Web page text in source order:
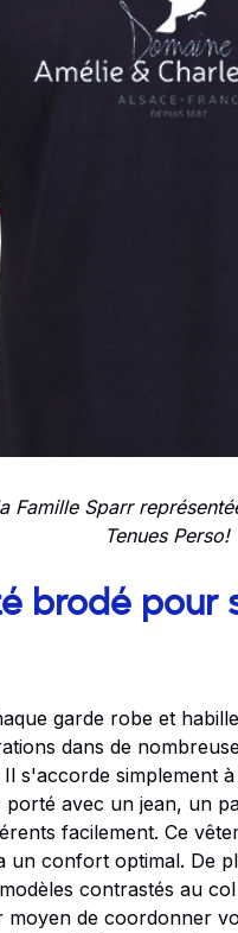
Famille Sparr
Tenues Perso!
brodé pour
garde robe et
dans de
s'accorde simplement
porté avec un jean, un
facilement. Ce
un confort optimal. De
contrastés au
moyen de coordonner